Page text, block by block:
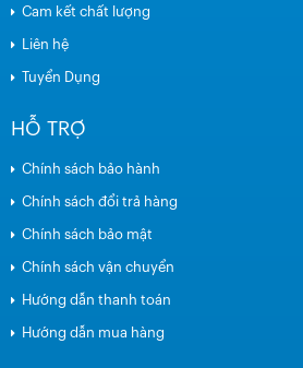
Cam kết chất lượng
Liên hệ
Tuyển Dụng
HỖ TRỢ
Chính sách bảo hành
Chính sách đổi trả hàng
Chính sách bảo mật
Chính sách vận chuyển
Hướng dẫn thanh toán
Hướng dẫn mua hàng